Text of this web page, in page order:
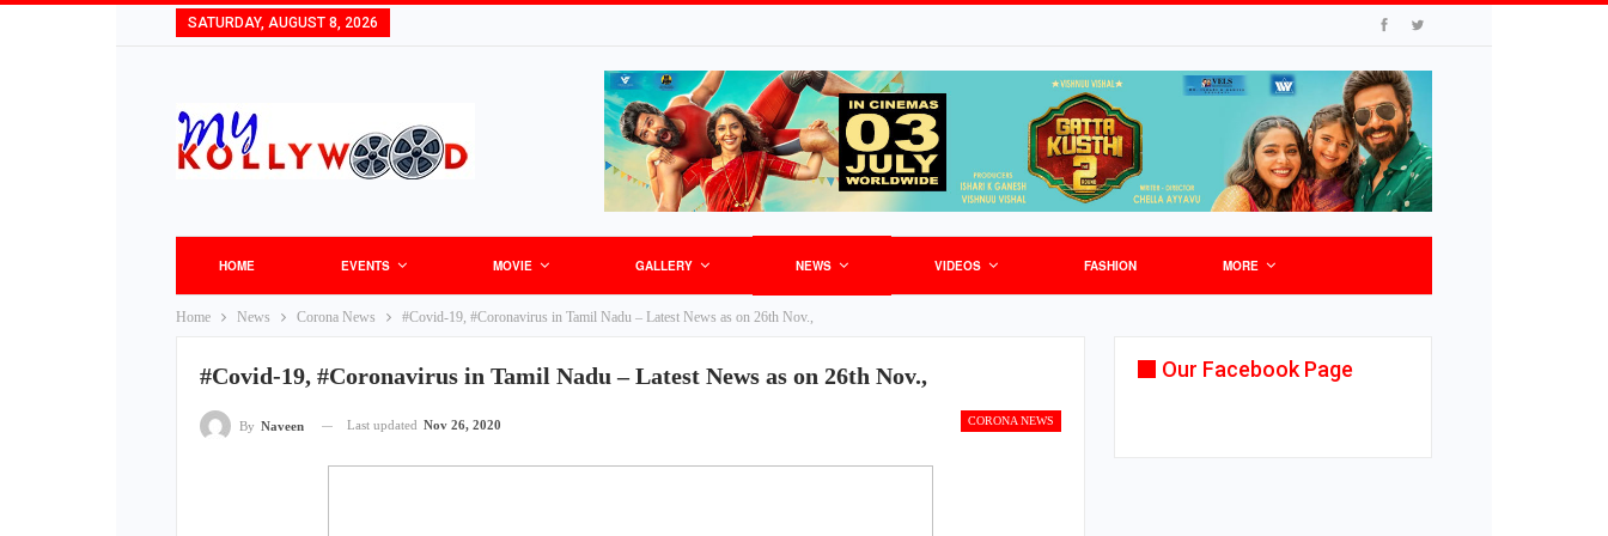
SATURDAY, AUGUST 8, 2026
HOME EVENTS MOVIE GALLERY NEWS VIDEOS FASHION MORE
Home News Corona News #Covid-19, #Coronavirus in Tamil Nadu – Latest News as on 26th Nov.,
#Covid-19, #Coronavirus in Tamil Nadu – Latest News as on 26th Nov.,
CORONA NEWS
By Naveen Last updated Nov 26, 2020
Our Facebook Page